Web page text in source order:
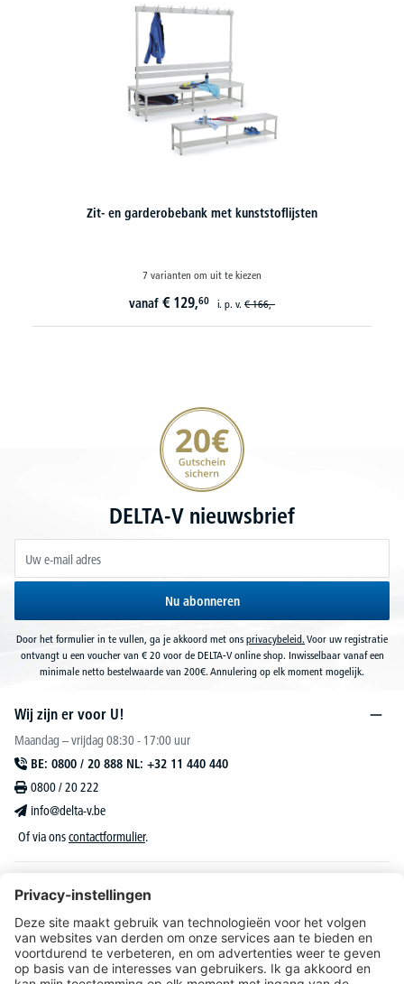
Zit- en garderobebank met kunststoflijsten
7 varianten om uit te kiezen
vanaf € 129,60 i. p. v. € 166,-
20€ korting verzekeren
DELTA-V nieuwsbrief
Nu abonneren
Door het formulier in te vullen, ga je akkoord met ons privacybeleid. Voor uw registratie
ontvangt u een voucher van € 20 voor de DELTA-V online shop. Inwisselbaar vanaf een
minimale netto bestelwaarde van 200€. Annulering op elk moment mogelijk.
Wij zijn er voor U!
Maandag – vrijdag 08:30 - 17:00 uur
BE: 0800 / 20 888 NL: +32 11 440 440
0800 / 20 222
info@delta-v.be
Of via onscontactformulier.
DELTA-V Lucas
Klantenservice
Over DELTA-V